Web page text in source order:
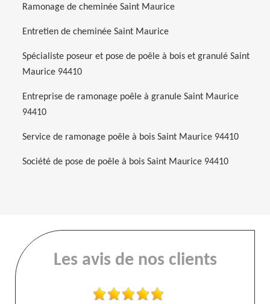
Ramonage de cheminée Saint Maurice
Entretien de cheminée Saint Maurice
Spécialiste poseur et pose de poêle à bois et granulé Saint
Maurice 94410
Entreprise de ramonage poêle à granule Saint Maurice
94410
Service de ramonage poêle à bois Saint Maurice 94410
Société de pose de poêle à bois Saint Maurice 94410
Les avis de nos clients